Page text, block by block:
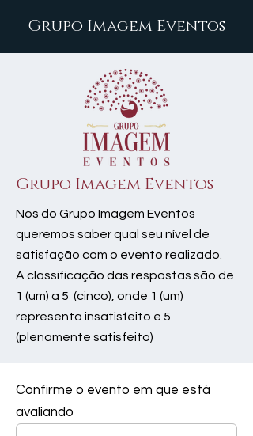
Grupo Imagem Eventos
Grupo Imagem Eventos
Nós do Grupo Imagem Eventos
queremos saber qual seu nível de
satisfação com o evento realizado.
A classificação das respostas são de
1 (um) a 5 (cinco), onde 1 (um)
representa insatisfeito e 5
(plenamente satisfeito)
Confirme o evento em que está
avaliando